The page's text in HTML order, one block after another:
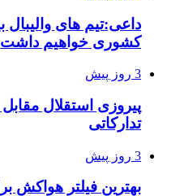
داعی:تیم های والیبال
کشوری خواهیم داشت
3 روز پیش
پیروزی استقلال
تدارکاتی
3 روز پیش
بهترین فیلتر هواکش